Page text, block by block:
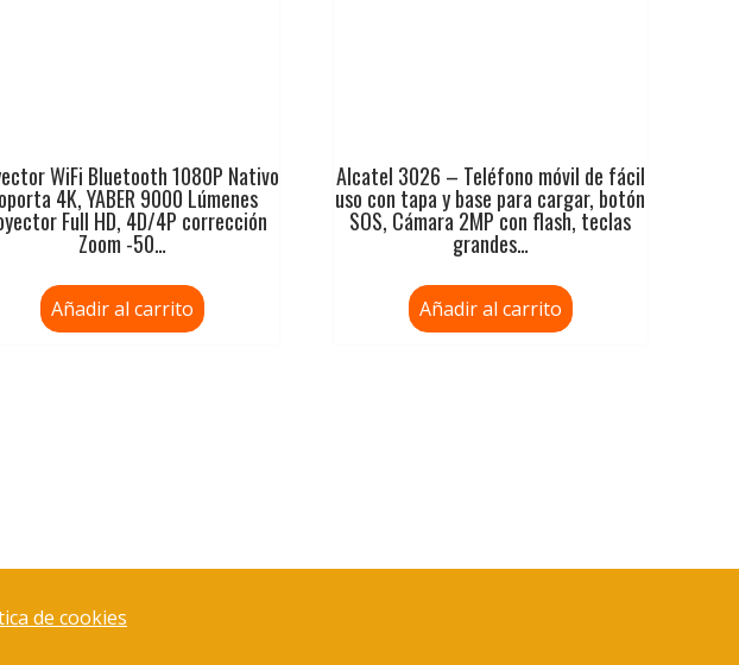
WiFi Bluetooth 1080P Nativo
4K, YABER 9000 Lúmenes
Full HD, 4D/4P corrección
Zoom -50…
Añadir al carrito
Alcatel 3026 – Teléfono móvil de fácil
uso con tapa y base para cargar, botón
SOS, Cámara 2MP con flash, teclas
grandes…
Añadir al carrito
de cookies